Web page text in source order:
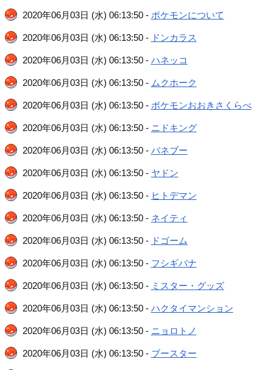
2020年06月03日 (水) 06:13:50 - ポケモンについて
2020年06月03日 (水) 06:13:50 - ドンカラス
2020年06月03日 (水) 06:13:50 - ハネッコ
2020年06月03日 (水) 06:13:50 - ムクホーク
2020年06月03日 (水) 06:13:50 - ポケモンおおきさくらべ
2020年06月03日 (水) 06:13:50 - ニドキング
2020年06月03日 (水) 06:13:50 - バネブー
2020年06月03日 (水) 06:13:50 - ヤドン
2020年06月03日 (水) 06:13:50 - ヒトデマン
2020年06月03日 (水) 06:13:50 - ネイティ
2020年06月03日 (水) 06:13:50 - ドゴーム
2020年06月03日 (水) 06:13:50 - フシギバナ
2020年06月03日 (水) 06:13:50 - ミスター・グッズ
2020年06月03日 (水) 06:13:50 - ハクタイマンション
2020年06月03日 (水) 06:13:50 - ニョロトノ
2020年06月03日 (水) 06:13:50 - ブースター